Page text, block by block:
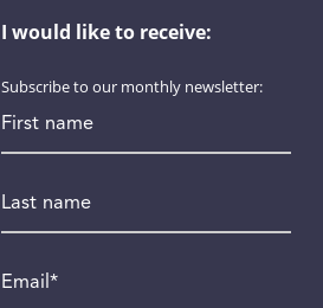
I would like to receive:
Subscribe to our monthly newsletter:
*